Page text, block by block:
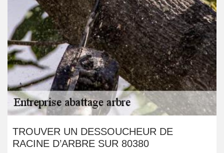
TROUVER UN DESSOUCHEUR DE
RACINE D’ARBRE SUR 80380